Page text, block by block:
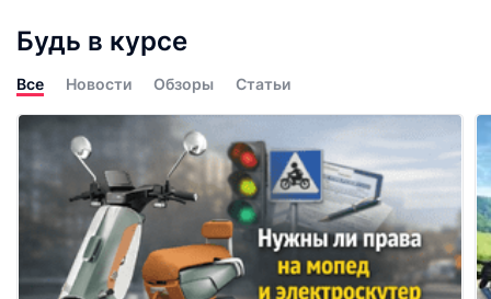
Будь в курсе
Все Новости Обзоры Статьи